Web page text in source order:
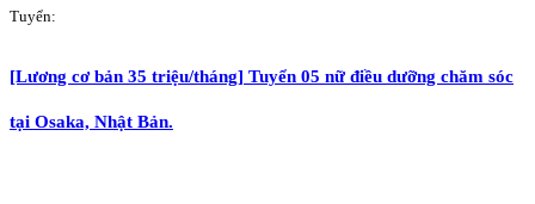
Tuyển:
[Lương cơ bản 35 triệu/tháng] Tuyển 05 nữ điều dưỡng chăm sóc
tại Osaka, Nhật Bản.